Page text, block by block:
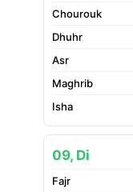
09, Di